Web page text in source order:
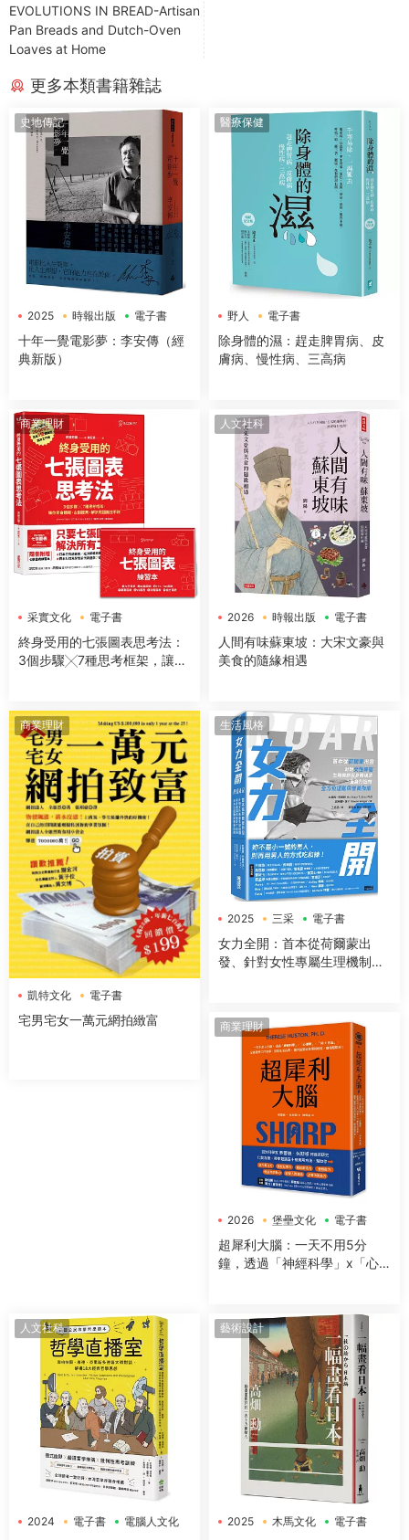
EVOLUTIONS IN BREAD-Artisan
Pan Breads and Dutch-Oven
Loaves at Home
更多本類書籍雜誌
史地傳記
2025 時報出版 電子書
十年一覺電影夢：李安傳（經
典新版）
醫療保健
野人 電子書
除身體的濕：趕走脾胃病、皮
膚病、慢性病、三高病
商業理財
采實文化 電子書
終身受用的七張圖表思考法：
3個步驟╳7種思考框架，讓你
表練習本】
人文社科
2026 時報出版 電子書
人間有味蘇東坡：大宋文豪與
美食的隨緣相遇
商業理財
凱特文化 電子書
宅男宅女一萬元網拍緻富
生活風格
2025 三采 電子書
女力全開：首本從荷爾蒙出
發、針對女性專屬生理機制與
商業理財
2026 堡壘文化 電子書
超犀利大腦：一天不用5分
鐘，透過「神經科學」x「心
讓大腦潛能發揮到極緻，變得
超犀利！
人文社科
2024 電子書 電腦人文化
藝術設計
2025 木馬文化 電子書